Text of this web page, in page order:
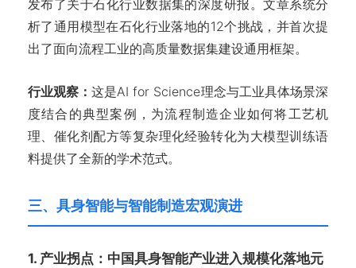
发布了关于石化行业数据集的深度研报。文章系统分
析了通用模型在石化行业落地的12个挑战，并首次提
出了面向流程工业的高质量数据集建设通用框架。
行业观察：这是AI for Science理念与工业具体场景深
度结合的典型案例，为流程制造企业如何将工艺机
理、催化剂配方等复杂理化经验转化为大模型训练语
料提供了全新的学术范式。
三、具身智能与智能制造宏观演进
1. 产业拐点：中国具身智能产业进入规模化落地元